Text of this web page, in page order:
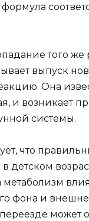
того
выпуск
Она
и возникает
системы.
что
детском
метаболизм
фона и
может